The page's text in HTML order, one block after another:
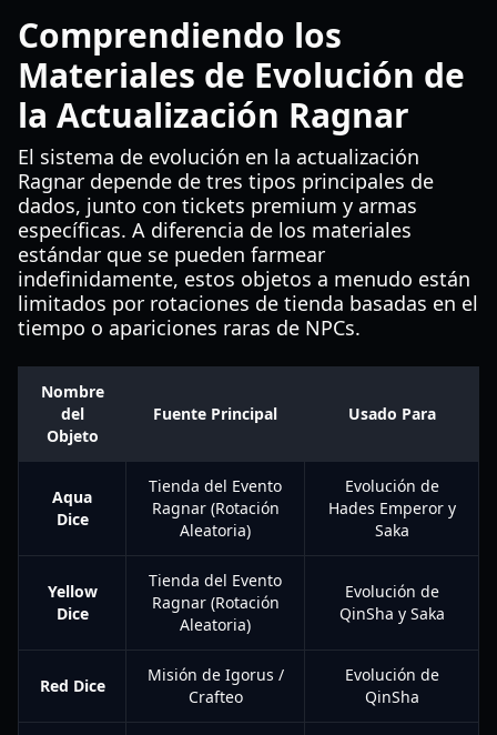
Comprendiendo los
Materiales de Evolución de
la Actualización Ragnar
El sistema de evolución en la actualización
Ragnar depende de tres tipos principales de
dados, junto con tickets premium y armas
específicas. A diferencia de los materiales
estándar que se pueden farmear
indefinidamente, estos objetos a menudo están
limitados por rotaciones de tienda basadas en el
tiempo o apariciones raras de NPCs.
Nombre
del
Objeto
Fuente Principal Usado Para
Aqua
Dice
Tienda del Evento
Ragnar (Rotación
Aleatoria)
Evolución de
Hades Emperor y
Saka
Yellow
Dice
Tienda del Evento
Ragnar (Rotación
Aleatoria)
Evolución de
QinSha y Saka
Red Dice
Misión de Igorus /
Crafteo
Evolución de
QinSha